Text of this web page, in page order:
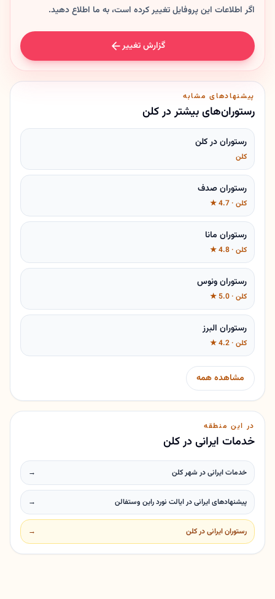
اگر اطلاعات این پروفایل تغییر کرده است، به ما اطلاع دهید.
گزارش تغییر
پیشنهادهای مشابه
رستوران‌های بیشتر در کلن
رستوران در کلن
کلن
رستوران صدف
کلن · 4.7 ★
رستوران مانا
کلن · 4.8 ★
رستوران ونوس
کلن · 5.0 ★
رستوران البرز
کلن · 4.2 ★
مشاهده همه
در این منطقه
خدمات ایرانی در کلن
خدمات ایرانی در شهر کلن →
پیشنهادهای ایرانی در ایالت نورد راین وستفالن →
رستوران ایرانی در کلن →